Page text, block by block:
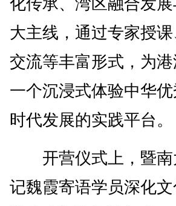
大主线，通过专家授
交流等丰富形式，为
一个沉浸式体验中华
时代发展的实践平台。
开营仪式上，暨南
记魏霞寄语学员深化